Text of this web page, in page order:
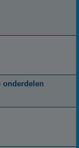
onderdelen